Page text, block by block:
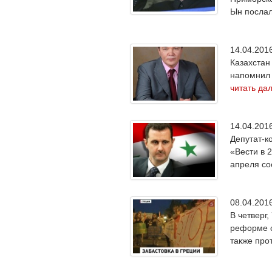
Ын
напомнил
читать
Депутат-
«Вести в
апреля
В
реформе
также